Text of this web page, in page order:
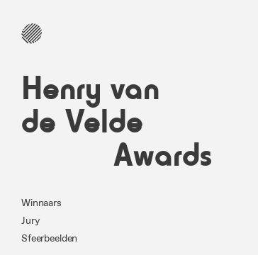
Henry van
de Velde
Awards
Winnaars
Jury
Sfeerbeelden